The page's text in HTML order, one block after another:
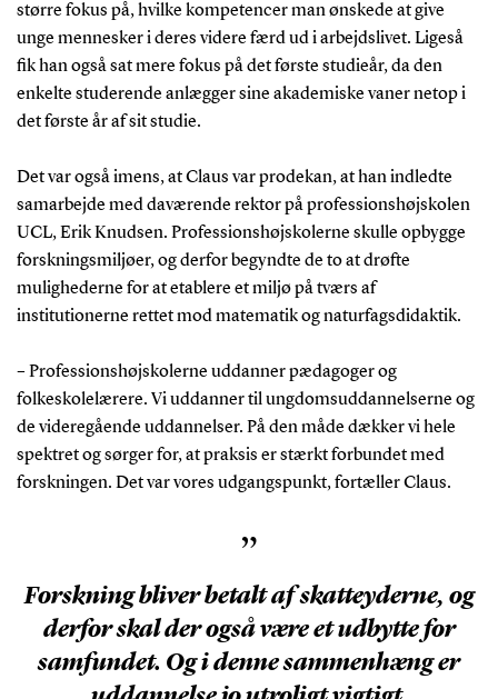
større fokus på, hvilke kompetencer man ønskede at give
unge mennesker i deres videre færd ud i arbejdslivet. Ligeså
fik han også sat mere fokus på det første studieår, da den
enkelte studerende anlægger sine akademiske vaner netop i
det første år af sit studie.
Det var også imens, at Claus var prodekan, at han indledte
samarbejde med daværende rektor på professionshøjskolen
UCL, Erik Knudsen. Professionshøjskolerne skulle opbygge
forskningsmiljøer, og derfor begyndte de to at drøfte
mulighederne for at etablere et miljø på tværs af
institutionerne rettet mod matematik og naturfagsdidaktik.
– Professionshøjskolerne uddanner pædagoger og
folkeskolelærere. Vi uddanner til ungdomsuddannelserne og
de videregående uddannelser. På den måde dækker vi hele
spektret og sørger for, at praksis er stærkt forbundet med
forskningen. Det var vores udgangspunkt, fortæller Claus.
”
Forskning bliver betalt af skatteyderne, og
derfor skal der også være et udbytte for
samfundet. Og i denne sammenhæng er